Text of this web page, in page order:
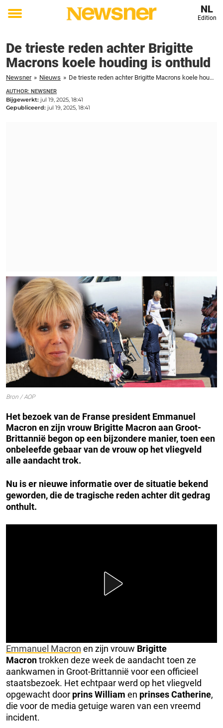
Toggle
NL
Edition
De trieste reden achter Brigitte
Macrons koele houding is onthuld
Newsner » Nieuws » De trieste reden achter Brigitte Macrons koele houding is onthuld
AUTHOR: NEWSNER
Bijgewerkt: jul 19, 2025, 18:41
Gepubliceerd: jul 19, 2025, 18:41
Bron / AOP
Het bezoek van de Franse president Emmanuel
Macron en zijn vrouw Brigitte Macron aan Groot-
Brittannië begon op een bijzondere manier, toen een
onbeleefde gebaar van de vrouw op het vliegveld
alle aandacht trok.
Nu is er nieuwe informatie over de situatie bekend
geworden, die de tragische reden achter dit gedrag
onthult.
Emmanuel Macron en zijn vrouw Brigitte
Macrontrokken deze week de aandacht toen ze
aankwamen in Groot-Brittannië voor een officieel
staatsbezoek. Het echtpaar werd op het vliegveld
opgewacht door prins William en prinses Catherine,
die voor de media getuige waren van een vreemd
incident.